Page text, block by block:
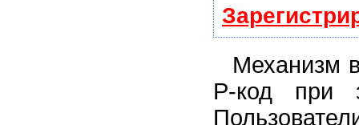
Механизм
Р-код при